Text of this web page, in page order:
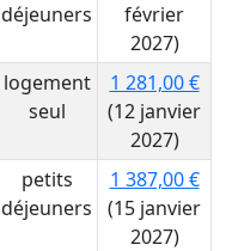
déjeuners
février
2027)
logement
seul
1 281,00 €
(12 janvier
2027)
petits
déjeuners
1 387,00 €
(15 janvier
2027)